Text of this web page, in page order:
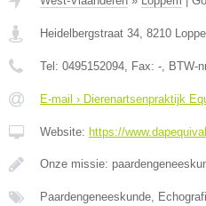
Heidelbergstraat 34, 8210
Tel: 0495152094, Fax: -, BTW-
E-mail › Dierenartsenpraktijk
Website: https://
Onze missie:
Paardengeneeskunde,